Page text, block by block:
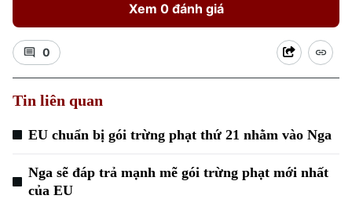
Xem 0 đánh giá
0
Tin liên quan
EU chuẩn bị gói trừng phạt thứ 21 nhằm vào Nga
Nga sẽ đáp trả mạnh mẽ gói trừng phạt mới nhất
của EU